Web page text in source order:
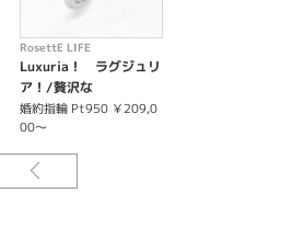
RosettE LIFE
Luxuria！ ラグジュリ
ア！/贅沢な
婚約指輪 Pt950 ￥209,0
00～